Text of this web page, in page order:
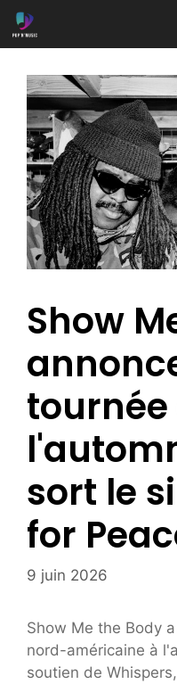
Aller
au
Show
tournée
sort le
for
9 juin 2026
Show Me the Body
nord-américaine à
soutien de